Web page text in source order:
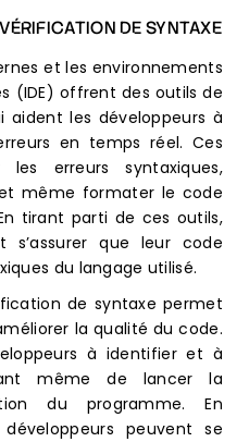
DE SYNTAXE
et les environnements
(IDE) offrent des outils de
les développeurs à
en temps réel. Ces
erreurs syntaxiques,
même formater le code
tirant parti de ces outils,
s’assurer que leur code
du langage utilisé.
de syntaxe permet
la qualité du code.
à identifier et à
même de lancer la
du programme. En
peuvent se